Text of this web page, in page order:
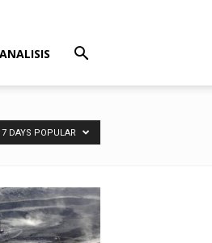
ANALISIS
7 DAYS POPULAR